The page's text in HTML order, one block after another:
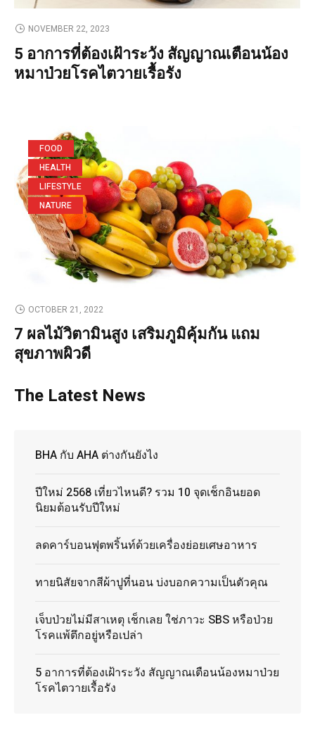
NOVEMBER 22, 2023
5 อาการที่ต้องเฝ้าระวัง สัญญาณเตือนน้อง
หมาป่วยโรคไตวายเรื้อรัง
FOOD
HEALTH
LIFESTYLE
NATURE
OCTOBER 21, 2022
7 ผลไม้วิตามินสูง เสริมภูมิคุ้มกัน แถม
สุขภาพผิวดี
The Latest News
BHA กับ AHA ต่างกันยังไง
ปีใหม่ 2568 เที่ยวไหนดี? รวม 10 จุดเช็กอินยอด
นิยมต้อนรับปีใหม่
ลดคาร์บอนฟุตพริ้นท์ด้วยเครื่องย่อยเศษอาหาร
ทายนิสัยจากสีผ้าปูที่นอน บ่งบอกความเป็นตัวคุณ
เจ็บป่วยไม่มีสาเหตุ เช็กเลย ใช่ภาวะ SBS หรือป่วย
โรคแพ้ตึกอยู่หรือเปล่า
5 อาการที่ต้องเฝ้าระวัง สัญญาณเตือนน้องหมาป่วย
โรคไตวายเรื้อรัง